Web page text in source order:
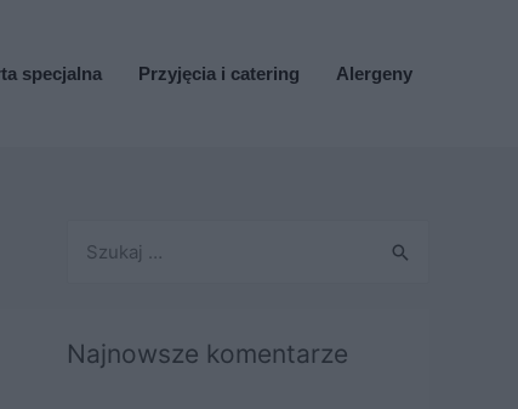
specjalna Przyjęcia i catering Alergeny
k
Najnowsze komentarze